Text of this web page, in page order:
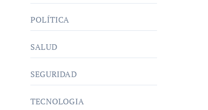
POLÍTICA
SALUD
SEGURIDAD
TECNOLOGIA